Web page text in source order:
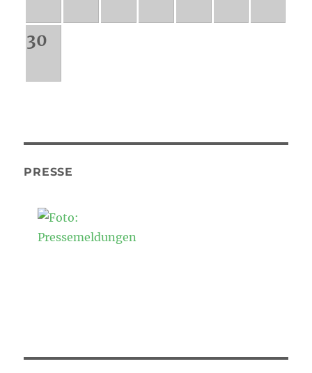
30
PRESSE